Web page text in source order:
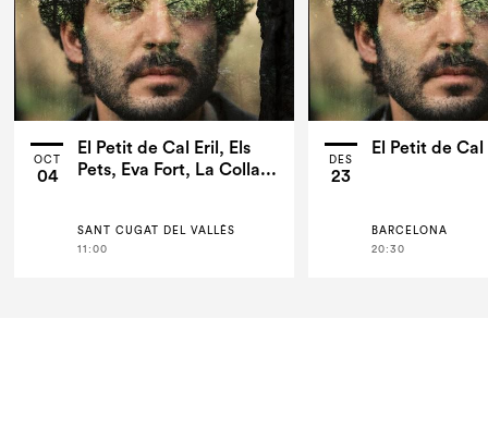
OCT
04
El Petit de Cal Eril, Els
Pets, Eva Fort, La Colla...
SANT CUGAT DEL VALLÈS
11:00
DES
23
El Petit de Cal
BARCELONA
20:30